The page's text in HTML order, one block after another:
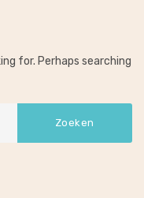
for. Perhaps searching